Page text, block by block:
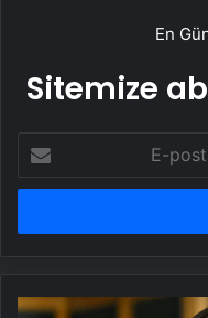
En
Sitemize
posta
adresinizi
Tülay